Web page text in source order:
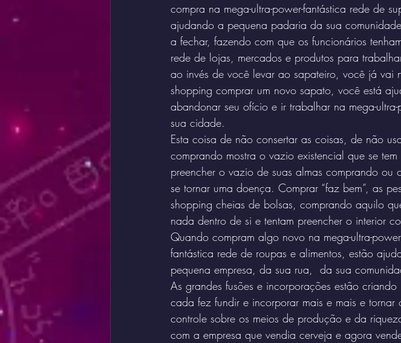
compra na mega-ultra-power-fantástica rede de
ajudando a pequena padaria da sua
a fechar, fazendo com que os funcionários
rede de lojas, mercados e produtos para
ao invés de você levar ao sapateiro, você já vai
shopping comprar um novo sapato, você está
abandonar seu ofício e ir trabalhar na mega-
sua cidade.
Esta coisa de não consertar as coisas, de não
comprando mostra o vazio existencial que se
preencher o vazio de suas almas comprando
se tornar uma doença. Comprar “faz bem”, as
shopping cheias de bolsas, comprando aquilo
nada dentro de si e tentam preencher o interior
Quando compram algo novo na mega-ultra-
fantástica rede de roupas e alimentos, estão
pequena empresa, da sua rua,  da sua
As grandes fusões e incorporações estão
cada fez fundir e incorporar mais e mais e
controle sobre os meios de produção e da
com a empresa que vendia cerveja e agora